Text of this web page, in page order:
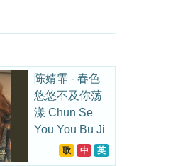
陈婧霏 - 春色
悠悠不及你荡
漾 Chun Se
You You Bu Ji
Ni Dang Yang
歌 中 英